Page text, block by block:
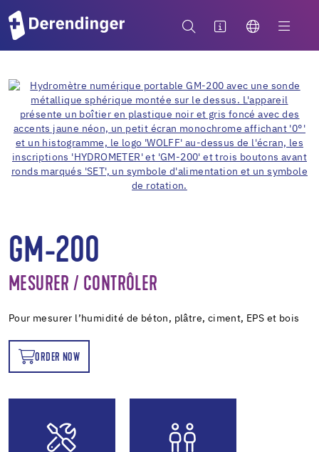
GM-200
MESURER / CONTRÔLER
Pour mesurer l’humidité de béton, plâtre, ciment, EPS et bois
ORDER NOW